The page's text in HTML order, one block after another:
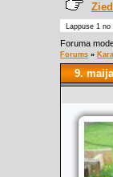
Lappuse 1 no
Foruma
Forums »
9.